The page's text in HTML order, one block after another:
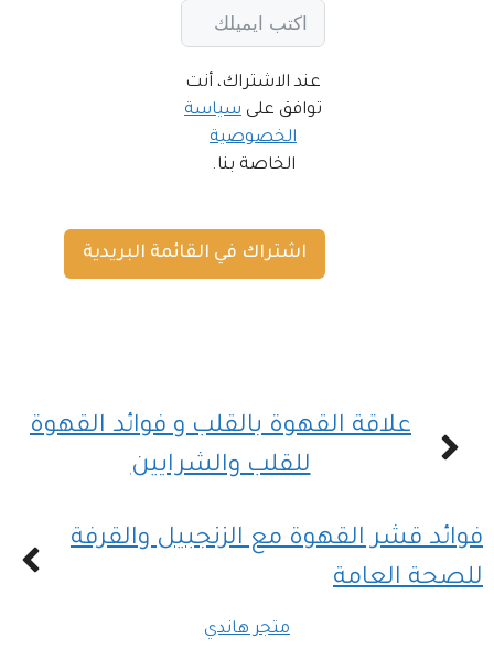
عند الاشتراك، أنت
توافق على سياسة
الخصوصية
الخاصة بنا.
اشتراك في القائمة البريدية
علاقة القهوة بالقلب و فوائد القهوة
للقلب والشرايين
فوائد قشر القهوة مع الزنجبيل والقرفة
للصحة العامة
متجر هاندي